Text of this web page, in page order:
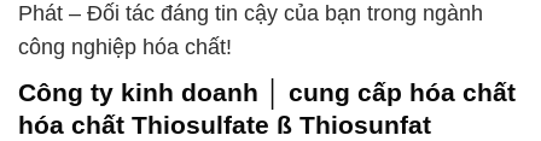
Phát – Đối tác đáng tin cậy của bạn trong ngành
công nghiệp hóa chất!
Công ty kinh doanh │ cung cấp hóa chất
hóa chất Thiosulfate ß Thiosunfat